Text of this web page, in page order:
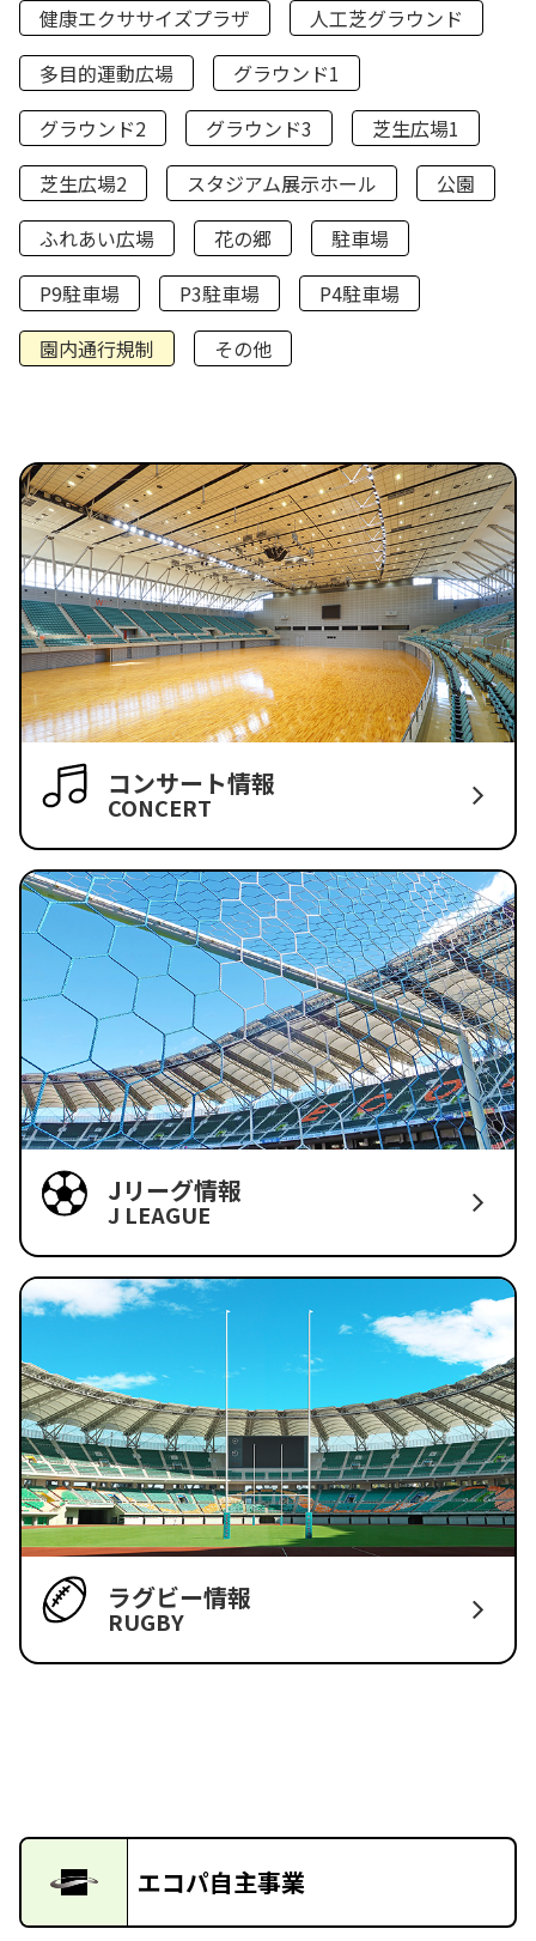
健康エクササイズプラザ
人工芝グラウンド
多目的運動広場
グラウンド1
グラウンド2
グラウンド3
芝生広場1
芝生広場2
スタジアム展示ホール
公園
ふれあい広場
花の郷
駐車場
P9駐車場
P3駐車場
P4駐車場
園内通行規制
その他
コンサート情報
CONCERT
Jリーグ情報
J LEAGUE
ラグビー情報
RUGBY
エコパ自主事業